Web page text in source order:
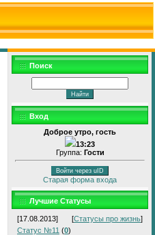
Поиск
Вход
Доброе утро, гость
13:23
Группа: Гости
Войти через uID
Старая форма входа
Лучшие Статусы
[17.08.2013] [Статусы про жизнь]
Статус №11 (0)